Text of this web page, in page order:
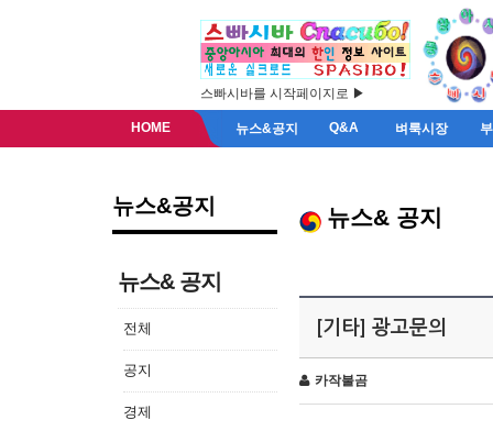
스빠시바를 시작페이지로 ▶
HOME 뉴스&공지 Q&A 벼룩시장
뉴스&공지
뉴스& 공지
전체
공지
경제
뉴스& 공지
[기타] 광고문의
카작불곰